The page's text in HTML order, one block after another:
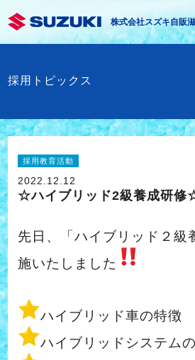
株式会社スズキ自販
採用トピックス
採用教育活動
2022.12.12
☆ハイブリッド2級養成研修
先日、「ハイブリッド２級
施いたしました
ハイブリッド車の特徴
ハイブリッドシステム